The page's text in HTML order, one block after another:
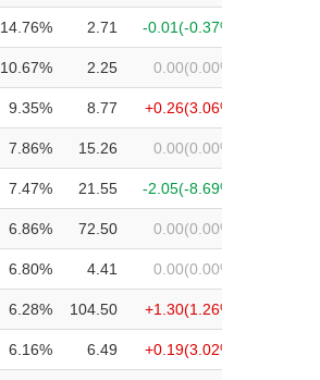
14.76% 2.71 -0.01(-0.37%)
10.67% 2.25 0.00(0.00%)
9.35% 8.77 +0.26(3.06%)
7.86% 15.26 0.00(0.00%)
7.47% 21.55 -2.05(-8.69%)
6.86% 72.50 0.00(0.00%)
6.80% 4.41 0.00(0.00%)
6.28% 104.50 +1.30(1.26%)
6.16% 6.49 +0.19(3.02%)